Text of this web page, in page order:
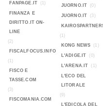
FANPAGE.IT
(1)
FINANZA E
DIRITTO.IT ON-
LINE
(2)
FISCALFOCUS.INFO
(1)
FISCO E
TASSE.COM
(3)
FISCOMANIA.COM
JUORNO.IT (0)
JUORNO.IT (3)
(1)
KONG NEWS
(1)
L'ADIGE.IT (0)
L'ARENA.IT (1)
L'ECO DEL
LITORALE
(9)
L'EDICOLA DEL